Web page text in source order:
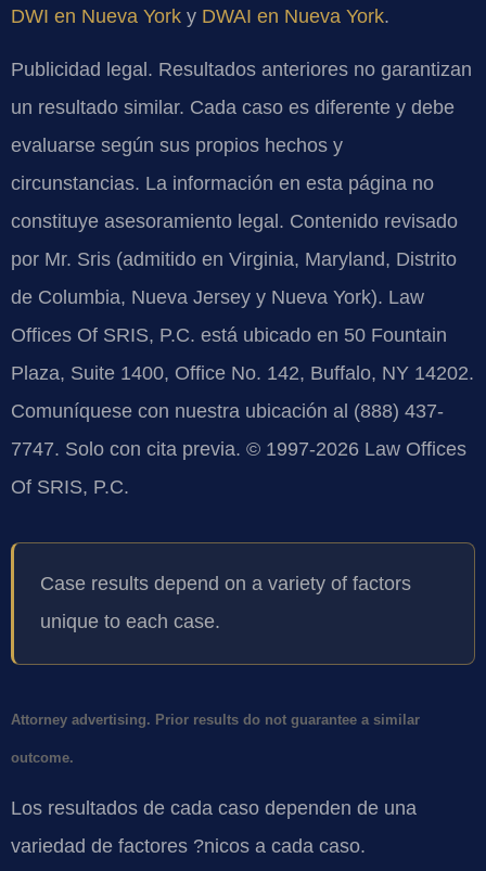
DWI en Nueva York y DWAI en Nueva York.
Publicidad legal. Resultados anteriores no garantizan
un resultado similar. Cada caso es diferente y debe
evaluarse según sus propios hechos y
circunstancias. La información en esta página no
constituye asesoramiento legal. Contenido revisado
por Mr. Sris (admitido en Virginia, Maryland, Distrito
de Columbia, Nueva Jersey y Nueva York). Law
Offices Of SRIS, P.C. está ubicado en 50 Fountain
Plaza, Suite 1400, Office No. 142, Buffalo, NY 14202.
Comuníquese con nuestra ubicación al (888) 437-
7747. Solo con cita previa. © 1997-2026 Law Offices
Of SRIS, P.C.
Case results depend on a variety of factors
unique to each case.
Attorney advertising. Prior results do not guarantee a similar
outcome.
Los resultados de cada caso dependen de una
variedad de factores ?nicos a cada caso.